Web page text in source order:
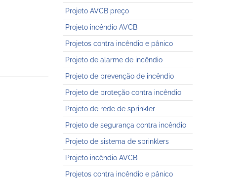
Projeto AVCB preço
Projeto incêndio AVCB
Projetos contra incêndio e pânico
Projeto de alarme de incêndio
Projeto de prevenção de incêndio
Projeto de proteção contra incêndio
Projeto de rede de sprinkler
Projeto de segurança contra incêndio
Projeto de sistema de sprinklers
Projeto incêndio AVCB
Projetos contra incêndio e pânico